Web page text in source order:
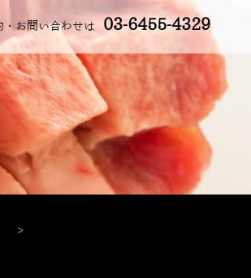
・お問い合わせは 03-6455-4329
>